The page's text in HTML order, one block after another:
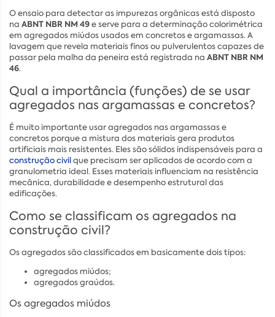
O ensaio para detectar as impurezas orgânicas está disposto
na ABNT NBR NM 49e serve para a determinação colorimétrica
em agregados miúdos usados em concretos e argamassas. A
lavagem que revela materiais finos ou pulverulentos capazes de
passar pela malha da peneira está registrada na ABNT NBR NM
46.
Qual a importância (funções) de se usar
agregados nas argamassas e concretos?
É muito importante usar agregados nas argamassas e
concretos porque a mistura dos materiais gera produtos
artificiais mais resistentes. Eles são sólidos indispensáveis para a
construção civilque precisam ser aplicados de acordo com a
granulometria ideal. Esses materiais influenciam na resistência
mecânica, durabilidade e desempenho estrutural das
edificações.
Como se classificam os agregados na
construção civil?
Os agregados são classificados em basicamente dois tipos:
agregados miúdos;
agregados graúdos.
Os agregados miúdos